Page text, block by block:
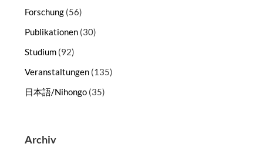
Forschung (56)
Publikationen (30)
Studium (92)
Veranstaltungen (135)
日本語/Nihongo (35)
Archiv